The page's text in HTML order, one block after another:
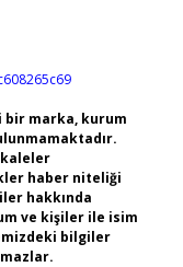
marka, kurum
haber niteliği
hakkında
ve kişiler ile isim
bilgiler